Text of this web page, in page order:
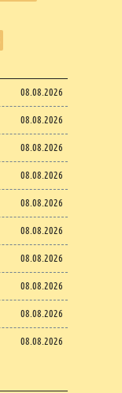
08.08.2026
08.08.2026
08.08.2026
08.08.2026
08.08.2026
08.08.2026
08.08.2026
08.08.2026
08.08.2026
08.08.2026